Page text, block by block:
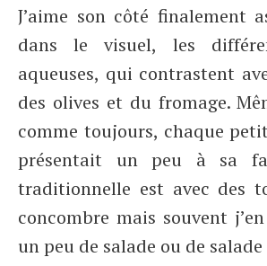
J’aime son côté finalement
dans le visuel, les
aqueuses, qui contrastent
des olives et du fromage.
comme toujours, chaque
présentait un peu à sa
traditionnelle est avec des
concombre mais souvent
un peu de salade ou de salade